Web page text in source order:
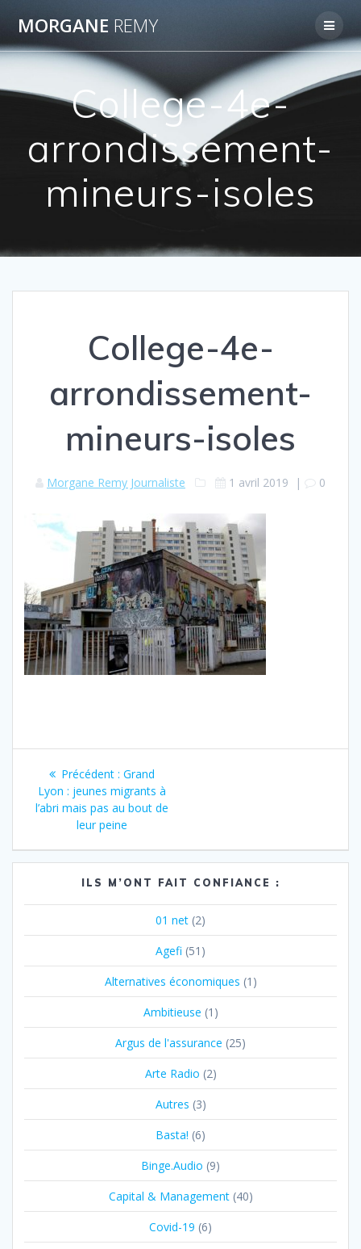
MORGANE REMY
College-4e-
arrondissement-
mineurs-isoles
College-4e-
arrondissement-
mineurs-isoles
Morgane Remy Journaliste 1 avril 2019 | 0
Navigation
de
l’article
Précédent : Article
précédent
:
Grand
Lyon : jeunes migrants à
l’abri mais pas au bout de
leur peine
ILS M’ONT FAIT CONFIANCE :
01 net (2)
Agefi (51)
Alternatives économiques (1)
Ambitieuse (1)
Argus de l'assurance (25)
Arte Radio (2)
Autres (3)
Basta! (6)
Binge.Audio (9)
Capital & Management(40)
Covid-19 (6)